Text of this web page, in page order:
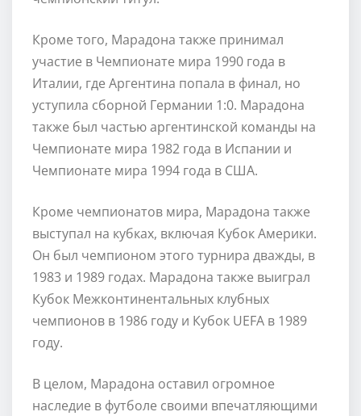
Кроме того, Марадона также принимал
участие в Чемпионате мира 1990 года в
Италии, где Аргентина попала в финал, но
уступила сборной Германии 1:0. Марадона
также был частью аргентинской команды на
Чемпионате мира 1982 года в Испании и
Чемпионате мира 1994 года в США.
Кроме чемпионатов мира, Марадона также
выступал на кубках, включая Кубок Америки.
Он был чемпионом этого турнира дважды, в
1983 и 1989 годах. Марадона также выиграл
Кубок Межконтинентальных клубных
чемпионов в 1986 году и Кубок UEFA в 1989
году.
В целом, Марадона оставил огромное
наследие в футболе своими впечатляющими